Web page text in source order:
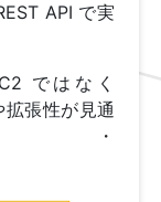
API で実
ではなく
張性が見通
・